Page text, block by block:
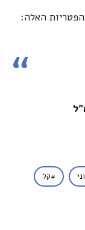
האלה:
קל